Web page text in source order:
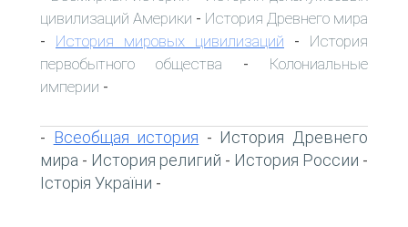
цивилизаций Америки - История Древнего мира
- История мировых цивилизаций - История
первобытного общества - Колониальные
империи -
- Всеобщая история - История Древнего
мира - История религий - История России -
Історія України -